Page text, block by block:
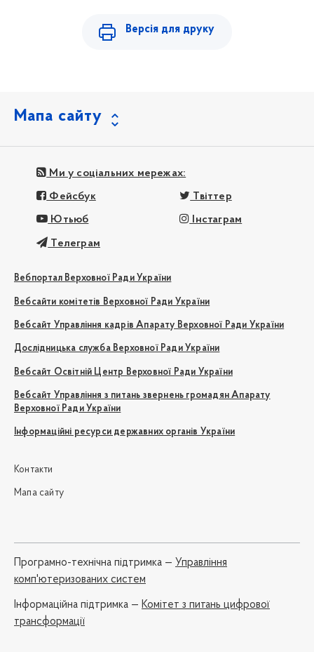
Версія для друку
Мапа сайту
Ми у соціальних мережах:
Фейсбук Твіттер
Ютьюб Інстаграм
Телеграм
Вебпортал Верховної Ради України
Вебсайти комітетів Верховної Ради України
Вебсайт Управління кадрів Апарату Верховної Ради України
Дослідницька служба Верховної Ради України
Вебсайт Освітній Центр Верховної Ради України
Вебсайт Управління з питань звернень громадян Апарату
Верховної Ради України
Інформаційні ресурси державних органів України
Контакти
Мапа сайту
Програмно-технічна підтримка — Управління
комп'ютеризованих систем
Iнформаційна підтримка — Комітет з питань цифрової
трансформації